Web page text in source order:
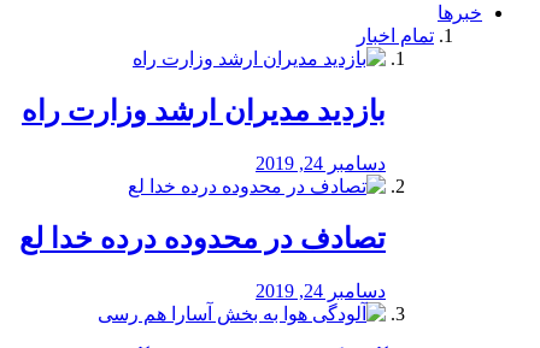
خبرها
تمام اخبار
بازدید مدیران ارشد وزارت راه
دسامبر 24, 2019
تصادف در محدوده درده خدا لع
دسامبر 24, 2019